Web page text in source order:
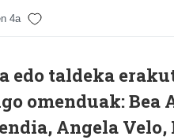
4a
edo taldeka
omenduak:
Angela